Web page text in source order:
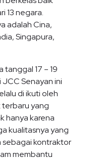
13 negara.
adalah Cina,
Singapura,
17 – 19
Senayan ini
di ikuti oleh
terbaru yang
hanya karena
kualitasnya yang
sebagai kontraktor
membantu